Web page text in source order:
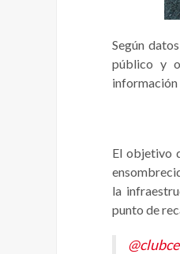
Según
público y
El objetivo
la
punto de